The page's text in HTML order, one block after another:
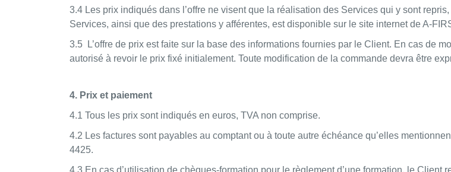
3.4 Les prix indiqués dans l’offre ne visent que la réalisation des Services qui y sont
Services, ainsi que des prestations y afférentes, est disponible sur le site internet de A-
3.5 L’offre de prix est faite sur la base des informations fournies par le Client. En cas de
autorisé à revoir le prix fixé initialement. Toute modification de la commande devra être
4. Prix et paiement
4.1 Tous les prix sont indiqués en euros, TVA non comprise.
4.2 Les factures sont payables au comptant ou à toute autre échéance qu’elles
4425.
4.3 En cas d’utilisation de chèques-formation pour le règlement d’une formation, le Client